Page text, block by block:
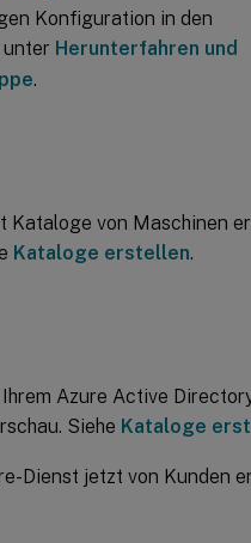
Konfiguration in den
Herunterfahren und
.
Kataloge von Maschinen
Kataloge erstellen.
Azure Active
Siehe Kataloge
Dienst jetzt von Kunden